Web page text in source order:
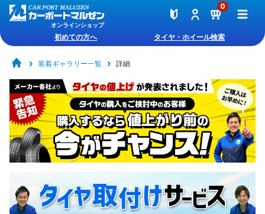
オンラインショップ
0
初めての方へ タイヤ・ホイール検索
装着ギャラリー一覧 詳細